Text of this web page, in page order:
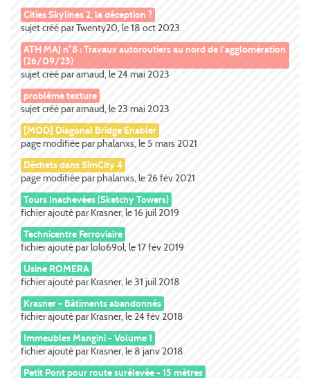
Cities Skylines 2, la déception ?
sujet créé par Twenty20, le 18 oct 2023
ATH MAJ n°8 : Travaux autoroutiers au nord de l'agglomération
(26/09/23)
sujet créé par arnaud, le 24 mai 2023
problème texture
sujet créé par arnaud, le 23 mai 2023
[MOD] Diagonal Bridge Enabler
page modifiée par phalanxs, le 5 mars 2021
Déchets dans SimCity 4
page modifiée par phalanxs, le 26 fév 2021
Tours Inachevées (Sketchy Towers)
fichier ajouté par Krasner, le 16 juil 2019
Technicentre Ferroviaire
fichier ajouté par lolo69ol, le 17 fév 2019
Usine ROMERA
fichier ajouté par Krasner, le 31 juil 2018
Krasner - Bâtiments abandonnés
fichier ajouté par Krasner, le 24 fév 2018
Immeubles Mangini - Volume 1
fichier ajouté par Krasner, le 8 janv 2018
Petit Pont pour route surélevée - 15 mètres